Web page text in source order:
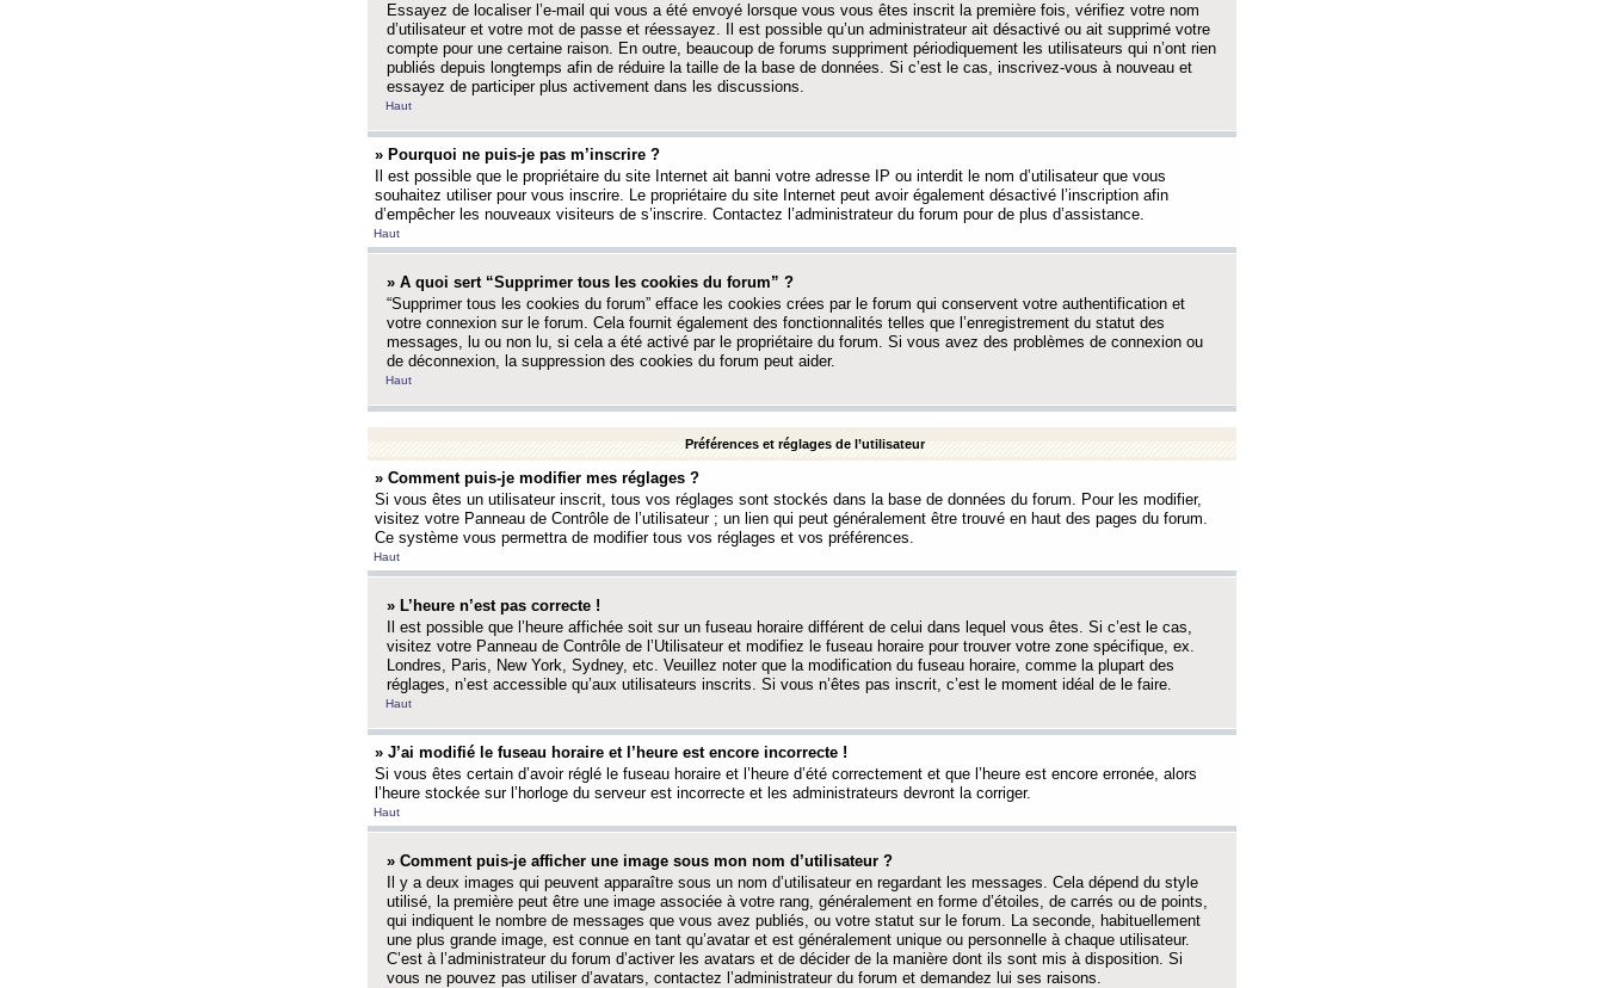
Essayez de localiser l’e-mail qui vous a été envoyé lorsque vous vous êtes inscrit la première fois, vérifiez votre nom
d’utilisateur et votre mot de passe et réessayez. Il est possible qu’un administrateur ait désactivé ou ait supprimé votre
compte pour une certaine raison. En outre, beaucoup de forums suppriment périodiquement les utilisateurs qui n’ont rien
publiés depuis longtemps afin de réduire la taille de la base de données. Si c’est le cas, inscrivez-vous à nouveau et
essayez de participer plus activement dans les discussions.
Haut
» Pourquoi ne puis-je pas m’inscrire ?
Il est possible que le propriétaire du site Internet ait banni votre adresse IP ou interdit le nom d’utilisateur que vous
souhaitez utiliser pour vous inscrire. Le propriétaire du site Internet peut avoir également désactivé l’inscription afin
d’empêcher les nouveaux visiteurs de s’inscrire. Contactez l’administrateur du forum pour de plus d’assistance.
Haut
» A quoi sert “Supprimer tous les cookies du forum” ?
“Supprimer tous les cookies du forum” efface les cookies crées par le forum qui conservent votre authentification et
votre connexion sur le forum. Cela fournit également des fonctionnalités telles que l’enregistrement du statut des
messages, lu ou non lu, si cela a été activé par le propriétaire du forum. Si vous avez des problèmes de connexion ou
de déconnexion, la suppression des cookies du forum peut aider.
Haut
Préférences et réglages de l’utilisateur
» Comment puis-je modifier mes réglages ?
Si vous êtes un utilisateur inscrit, tous vos réglages sont stockés dans la base de données du forum. Pour les modifier,
visitez votre Panneau de Contrôle de l’utilisateur ; un lien qui peut généralement être trouvé en haut des pages du forum.
Ce système vous permettra de modifier tous vos réglages et vos préférences.
Haut
» L’heure n’est pas correcte !
Il est possible que l’heure affichée soit sur un fuseau horaire différent de celui dans lequel vous êtes. Si c’est le cas,
visitez votre Panneau de Contrôle de l’Utilisateur et modifiez le fuseau horaire pour trouver votre zone spécifique, ex.
Londres, Paris, New York, Sydney, etc. Veuillez noter que la modification du fuseau horaire, comme la plupart des
réglages, n’est accessible qu’aux utilisateurs inscrits. Si vous n’êtes pas inscrit, c’est le moment idéal de le faire.
Haut
» J’ai modifié le fuseau horaire et l’heure est encore incorrecte !
Si vous êtes certain d’avoir réglé le fuseau horaire et l’heure d’été correctement et que l’heure est encore erronée, alors
l’heure stockée sur l’horloge du serveur est incorrecte et les administrateurs devront la corriger.
Haut
» Comment puis-je afficher une image sous mon nom d’utilisateur ?
Il y a deux images qui peuvent apparaître sous un nom d’utilisateur en regardant les messages. Cela dépend du style
utilisé, la première peut être une image associée à votre rang, généralement en forme d’étoiles, de carrés ou de points,
qui indiquent le nombre de messages que vous avez publiés, ou votre statut sur le forum. La seconde, habituellement
une plus grande image, est connue en tant qu’avatar et est généralement unique ou personnelle à chaque utilisateur.
C’est à l’administrateur du forum d’activer les avatars et de décider de la manière dont ils sont mis à disposition. Si
vous ne pouvez pas utiliser d’avatars, contactez l’administrateur du forum et demandez lui ses raisons.